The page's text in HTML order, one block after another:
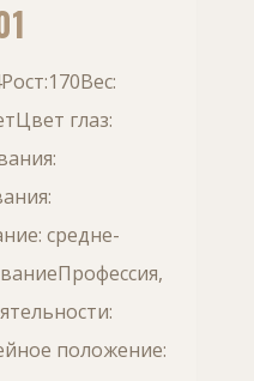
глаз:
средне-
положение: